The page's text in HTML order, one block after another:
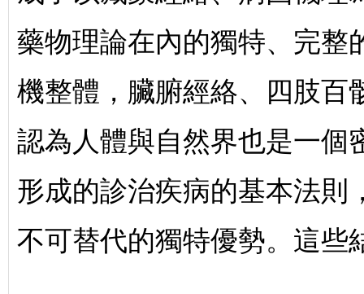
藥物理論在內的獨特、完整
機整體，臟腑經絡、四肢百
認為人體與自然界也是一個
形成的診治疾病的基本法則
不可替代的獨特優勢。這些